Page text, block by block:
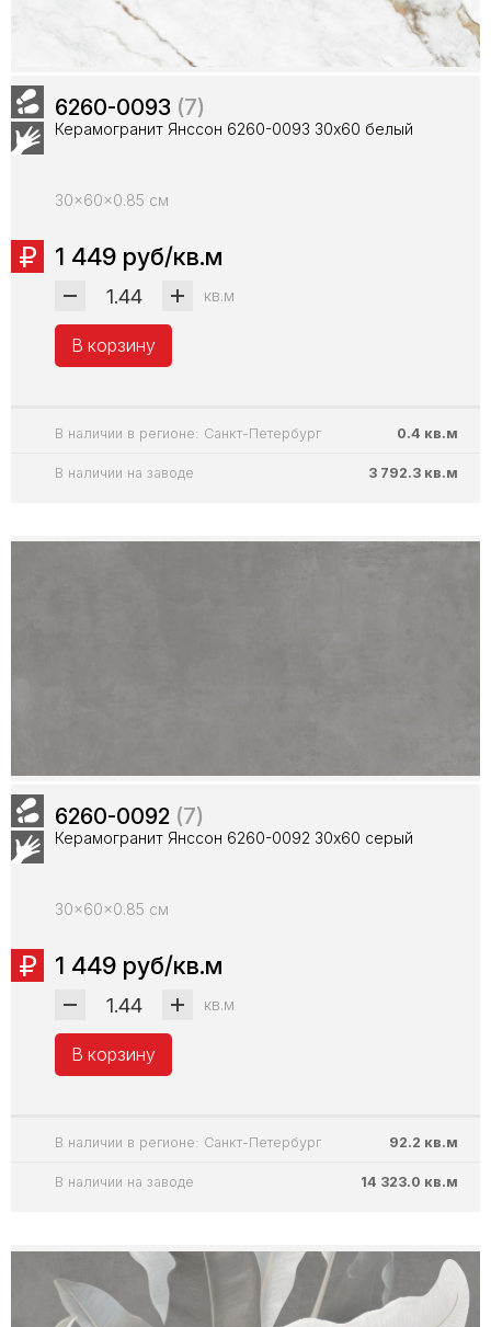
6260-0093 (7)
Керамогранит Янссон 6260-0093 30х60 белый
30x60x0.85 см
1 449 руб/кв.м
кв.м
В корзину
В наличии в регионе: Санкт-Петербург 0.4 кв.м
В наличии на заводе 3 792.3 кв.м
6260-0092 (7)
Керамогранит Янссон 6260-0092 30х60 серый
30x60x0.85 см
1 449 руб/кв.м
кв.м
В корзину
В наличии в регионе: Санкт-Петербург 92.2 кв.м
В наличии на заводе 14 323.0 кв.м